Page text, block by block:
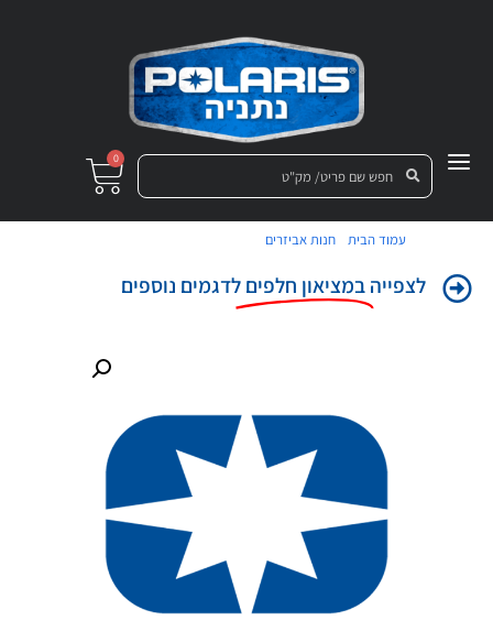
0
עמוד הבית חנות אביזרים
לצפייהבמציאון חלפים לדגמים נוספים